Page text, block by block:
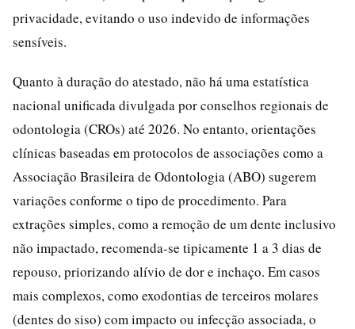
privacidade, evitando o uso indevido de informações
sensíveis.
Quanto à duração do atestado, não há uma estatística
nacional unificada divulgada por conselhos regionais de
odontologia (CROs) até 2026. No entanto, orientações
clínicas baseadas em protocolos de associações como a
Associação Brasileira de Odontologia (ABO) sugerem
variações conforme o tipo de procedimento. Para
extrações simples, como a remoção de um dente inclusivo
não impactado, recomenda-se tipicamente 1 a 3 dias de
repouso, priorizando alívio de dor e inchaço. Em casos
mais complexos, como exodontias de terceiros molares
(dentes do siso) com impacto ou infecção associada, o